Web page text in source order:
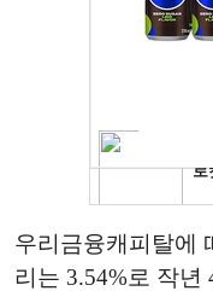
우리금융캐피탈에
리는 3.54%로 작년